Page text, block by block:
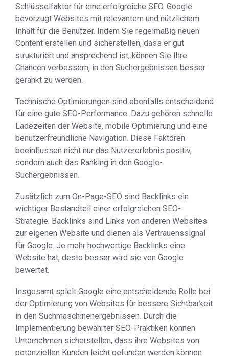
Schlüsselfaktor für eine erfolgreiche SEO. Google
bevorzugt Websites mit relevantem und nützlichem
Inhalt für die Benutzer. Indem Sie regelmäßig neuen
Content erstellen und sicherstellen, dass er gut
strukturiert und ansprechend ist, können Sie Ihre
Chancen verbessern, in den Suchergebnissen besser
gerankt zu werden.
Technische Optimierungen sind ebenfalls entscheidend
für eine gute SEO-Performance. Dazu gehören schnelle
Ladezeiten der Website, mobile Optimierung und eine
benutzerfreundliche Navigation. Diese Faktoren
beeinflussen nicht nur das Nutzererlebnis positiv,
sondern auch das Ranking in den Google-
Suchergebnissen.
Zusätzlich zum On-Page-SEO sind Backlinks ein
wichtiger Bestandteil einer erfolgreichen SEO-
Strategie. Backlinks sind Links von anderen Websites
zur eigenen Website und dienen als Vertrauenssignal
für Google. Je mehr hochwertige Backlinks eine
Website hat, desto besser wird sie von Google
bewertet.
Insgesamt spielt Google eine entscheidende Rolle bei
der Optimierung von Websites für bessere Sichtbarkeit
in den Suchmaschinenergebnissen. Durch die
Implementierung bewährter SEO-Praktiken können
Unternehmen sicherstellen, dass ihre Websites von
potenziellen Kunden leicht gefunden werden können